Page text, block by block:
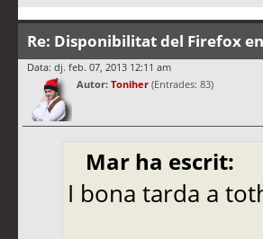
Re: Disponibilitat del Firefox
Data: dj. feb. 07, 2013 12:11 am
Autor: Toniher (Entrades: 83)
Mar ha escrit:
I bona tarda a